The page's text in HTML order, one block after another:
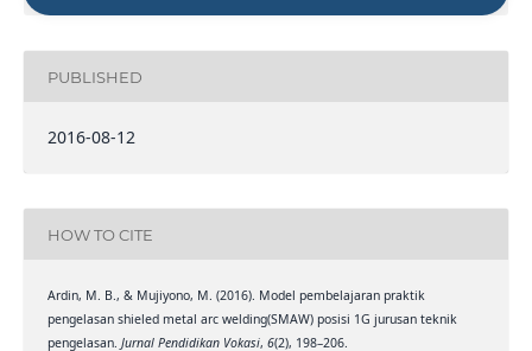
PUBLISHED
2016-08-12
HOW TO CITE
Ardin, M. B., & Mujiyono, M. (2016). Model pembelajaran praktik
pengelasan shieled metal arc welding(SMAW) posisi 1G jurusan teknik
pengelasan. Jurnal Pendidikan Vokasi, 6(2), 198–206.